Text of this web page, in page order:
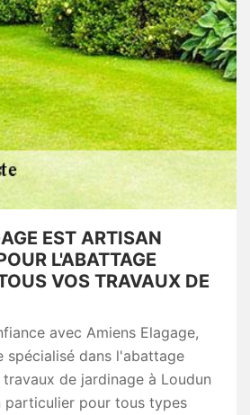
EST ARTISAN
L'ABATTAGE
VOS TRAVAUX DE
avec Amiens Elagage,
spécialisé dans l'abattage
de jardinage à Loudun
particulier pour tous types